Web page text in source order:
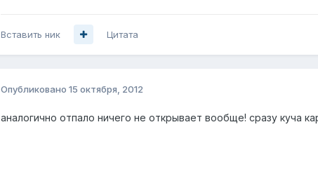
Вставить ник Цитата
Опубликовано 15 октября, 2012
аналогично отпало ничего не открывает вообще! сразу куча